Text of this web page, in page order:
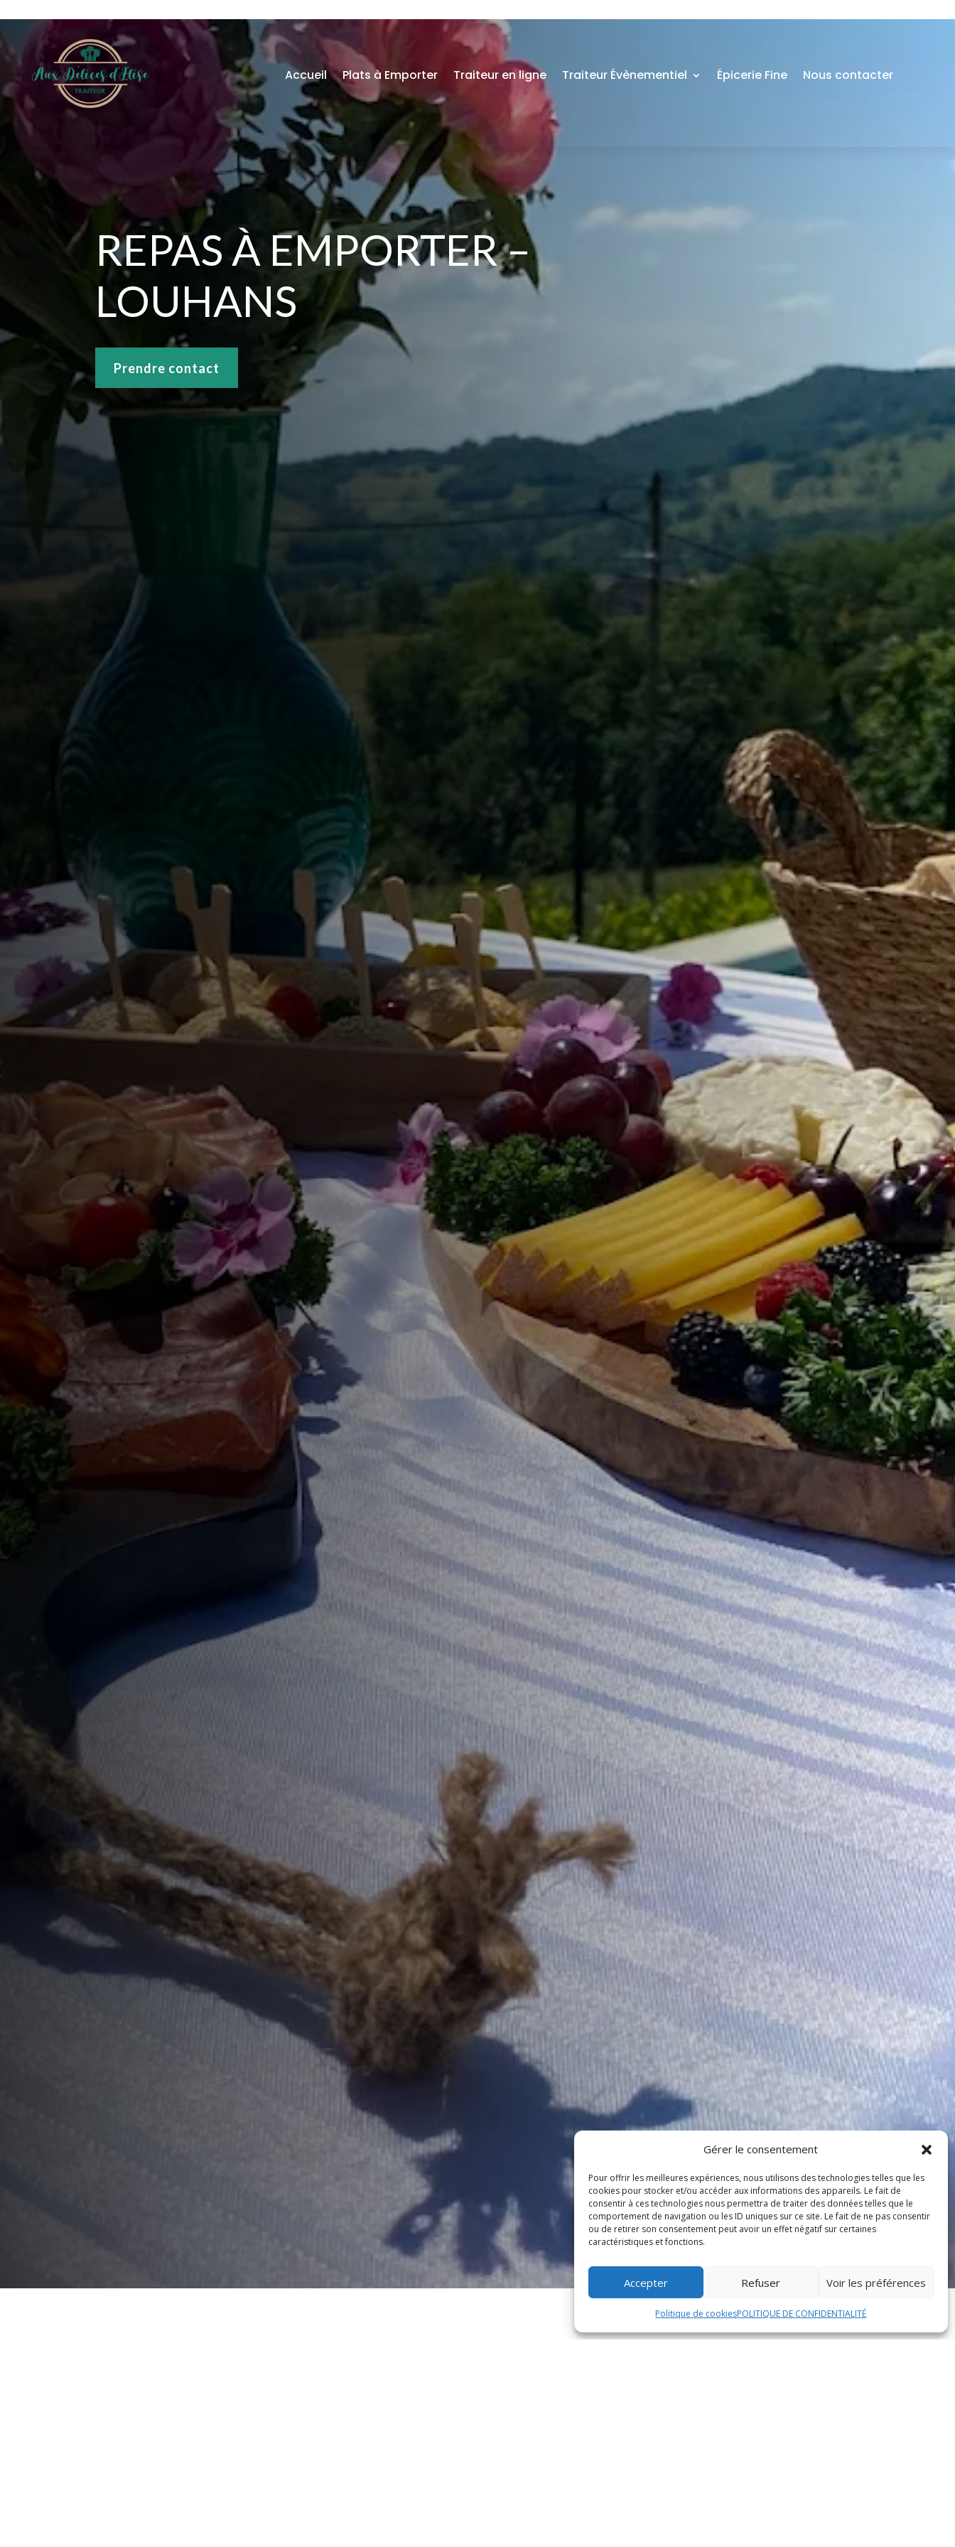
Gérer le consentement
Pour offrir les meilleures expériences, nous utilisons des technologies telles que les
cookies pour stocker et/ou accéder aux informations des appareils. Le fait de
consentir à ces technologies nous permettra de traiter des données telles que le
comportement de navigation ou les ID uniques sur ce site. Le fait de ne pas consentir
ou de retirer son consentement peut avoir un effet négatif sur certaines
caractéristiques et fonctions.
Accepter Refuser Voir les préférences
Politique de cookiesPOLITIQUE DE CONFIDENTIALITÉ
Accueil Plats à Emporter Traiteur en ligne Traiteur Évènementiel Épicerie Fine Nous contacter
REPAS À EMPORTER –
LOUHANS
Prendre contact